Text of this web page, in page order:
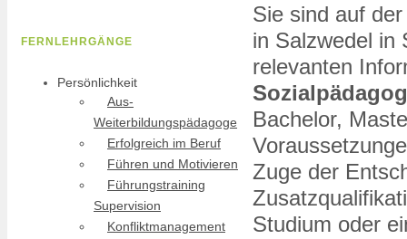
Sie sind auf
in Salzwedel in
relevanten
Bachelor,
Zuge der
Studium oder
FERNLEHRGÄNGE
Persönlichkeit
Aus-
Weiterbildungspädagoge
Erfolgreich im Beruf
Führen und Motivieren
Führungstraining
Supervision
Konfliktmanagement